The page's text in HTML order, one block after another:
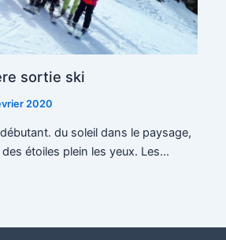
sortie ski
2020
du soleil dans le paysage,
étoiles plein les yeux. Les…